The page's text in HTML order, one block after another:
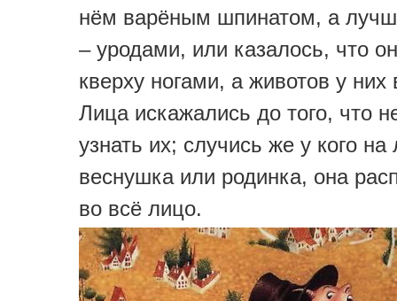
нём варёным шпинатом, а
– уродами, или казалось, что
кверху ногами, а животов у них
Лица искажались до того, что
узнать их; случись же у кого на
веснушка или родинка, она
во всё лицо.